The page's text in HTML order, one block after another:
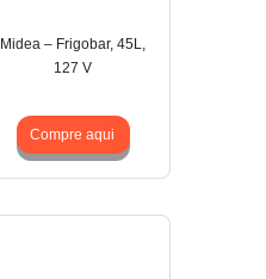
Midea – Frigobar, 45L,
127 V
Compre aqui